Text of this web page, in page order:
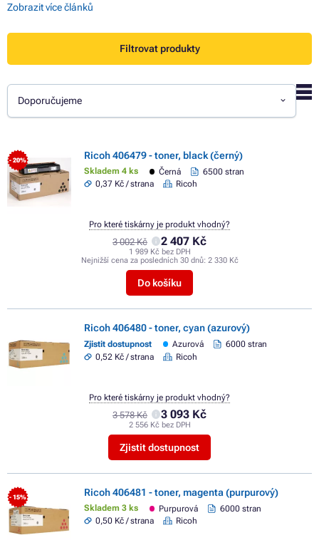
Zobrazit více článků
Filtrovat produkty
Doporučujeme
- 20% Ricoh 406479 - toner, black (černý)
Skladem 4 ks Černá
6500 stran
0,37 Kč / strana
Ricoh
3 002 Kč 2 407 Kč
1 989 Kč bez DPH
Nejnižší cena za posledních 30 dnů: 2 330 Kč
Do košíku
Pro které tiskárny je produkt vhodný?
Ricoh 406480 - toner, cyan (azurový)
Zjistit dostupnost Azurová
6000 stran
0,52 Kč / strana
Ricoh
3 578 Kč 3 093 Kč
2 556 Kč bez DPH
Zjistit dostupnost
Pro které tiskárny je produkt vhodný?
- 15% Ricoh 406481 - toner, magenta (purpurový)
Skladem 3 ks Purpurová
6000 stran
0,50 Kč / strana
Ricoh